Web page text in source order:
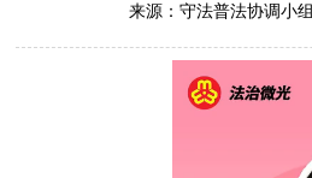
来源：守法普法协调小组